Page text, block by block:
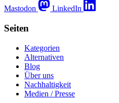
Mastodon LinkedIn
Seiten
Kategorien
Alternativen
Blog
Über uns
Nachhaltigkeit
Medien / Presse